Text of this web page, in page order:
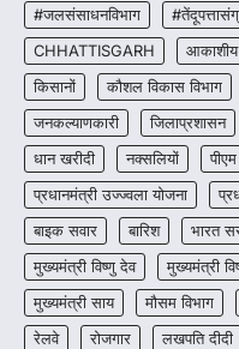
3
कोचिंग
रायपुर।
शासकीय
4
रायपुर।
सामने
#जलसंसाधनविभाग
CHHATTISGARH
आकाशीय
किसानों
कौशल विकास विभाग
जनकल्याणकारी
जिलाप्रशासन
धान खरीदी
नक्सलियों
प्रधानमंत्री उज्ज्वला योजना
बाइक सवार
बारिश भारत
मुख्यमंत्री विष्णु देव
मुख्यमंत्री
मुख्यमंत्री साय
मौसम विभाग
रेलवे
रोजगार लखपति दीदी